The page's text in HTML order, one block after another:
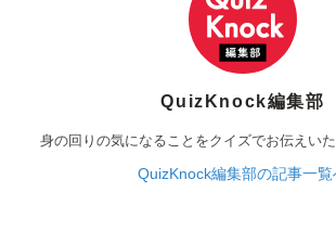
QuizKnock編集部
身の回りの気になることをクイズでお伝えいた
QuizKnock編集部の記事一覧